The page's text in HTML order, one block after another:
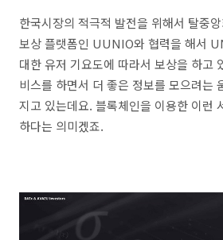
한국시장의 적극적 발전을 위해서 탈중
보상 플랫폼인 UUNIO와 협력을 해서
대한 유저 기요도에 따라서 보상을 하고
비스를 하면서 더 좋은 정보를 모으려는
지고 있는데요. 블록체인을 이용한 이런
하다는 의미겠죠.